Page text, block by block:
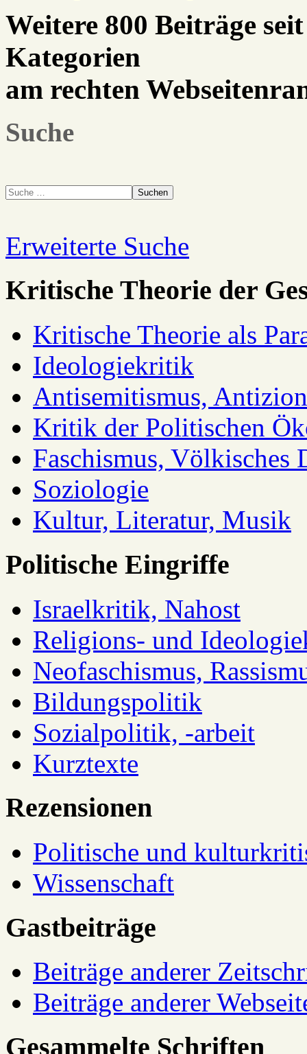
Weitere 800 Beiträge
Kategorien
am rechten
Suche
Suchen
Erweiterte Suche
Kritische Theorie der
Kritische Theorie als
Ideologiekritik
Antisemitismus,
Kritik der Politischen
Faschismus, Völkisches
Soziologie
Kultur, Literatur, Musik
Politische Eingriffe
Israelkritik, Nahost
Religions- und
Neofaschismus,
Bildungspolitik
Sozialpolitik, -arbeit
Kurztexte
Rezensionen
Politische und
Wissenschaft
Gastbeiträge
Beiträge anderer
Beiträge anderer
Gesammelte Schriften